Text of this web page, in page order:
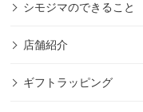
シモジマのできること
店舗紹介
ギフトラッピング